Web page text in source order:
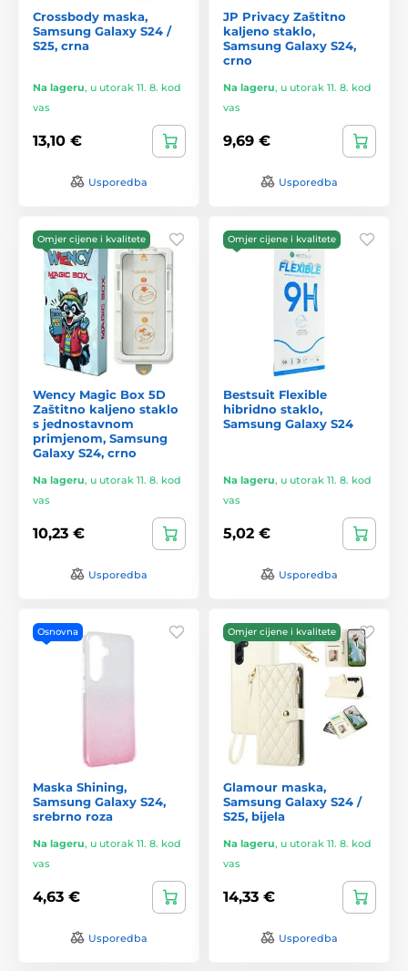
Crossbody maska,
Samsung Galaxy S24 /
S25, crna
Na lageru, u utorak 11. 8. kod
vas
13,10 €
Usporedba
JP Privacy Zaštitno
kaljeno staklo,
Samsung Galaxy S24,
crno
Na lageru, u utorak 11. 8. kod
vas
9,69 €
Usporedba
Omjer cijene i kvalitete
Wency Magic Box 5D
Zaštitno kaljeno staklo
s jednostavnom
primjenom, Samsung
Galaxy S24, crno
Na lageru, u utorak 11. 8. kod
vas
10,23 €
Usporedba
Omjer cijene i kvalitete
Bestsuit Flexible
hibridno staklo,
Samsung Galaxy S24
Na lageru, u utorak 11. 8. kod
vas
5,02 €
Usporedba
Osnovna
Maska Shining,
Samsung Galaxy S24,
srebrno roza
Na lageru, u utorak 11. 8. kod
vas
4,63 €
Usporedba
Omjer cijene i kvalitete
Glamour maska,
Samsung Galaxy S24 /
S25, bijela
Na lageru, u utorak 11. 8. kod
vas
14,33 €
Usporedba